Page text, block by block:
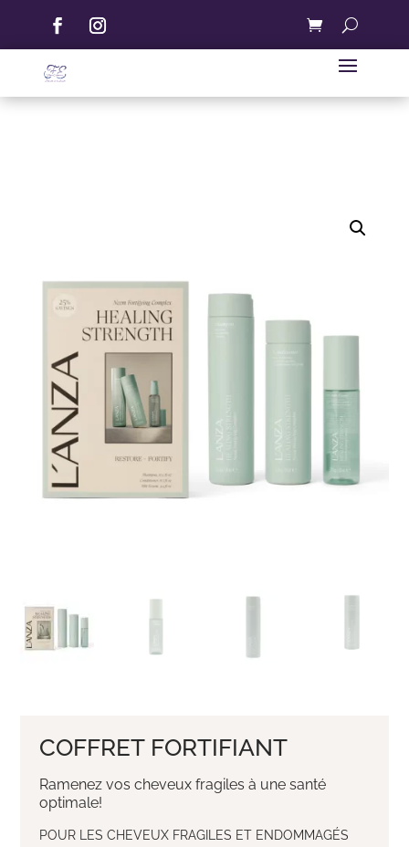
COFFRET FORTIFIANT
Ramenez vos cheveux fragiles à une santé
optimale!
POUR LES CHEVEUX FRAGILES ET ENDOMMAGÉS